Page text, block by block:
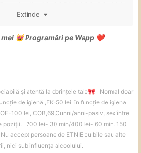
locatie.
( Maxim 30 min ) 300 H
( in funtie de
( PROTEJAT )
( deep / în funcție de
Extinde
mei 😻Programări pe Wapp ❤️
și atentă la dorințele tale🎀
Normal doar
de igienă ,FK-50 lei în funcție de igiena
100 lei, COB,69,Cunni/anni-pasiv, sex între
poziții. 200 lei- 30 min/400 lei- 60 min. 150
accept persoane de ETNIE cu bile sau alte
nici sub influența alcoolului.